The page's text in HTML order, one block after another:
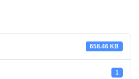
658.46 KB
1